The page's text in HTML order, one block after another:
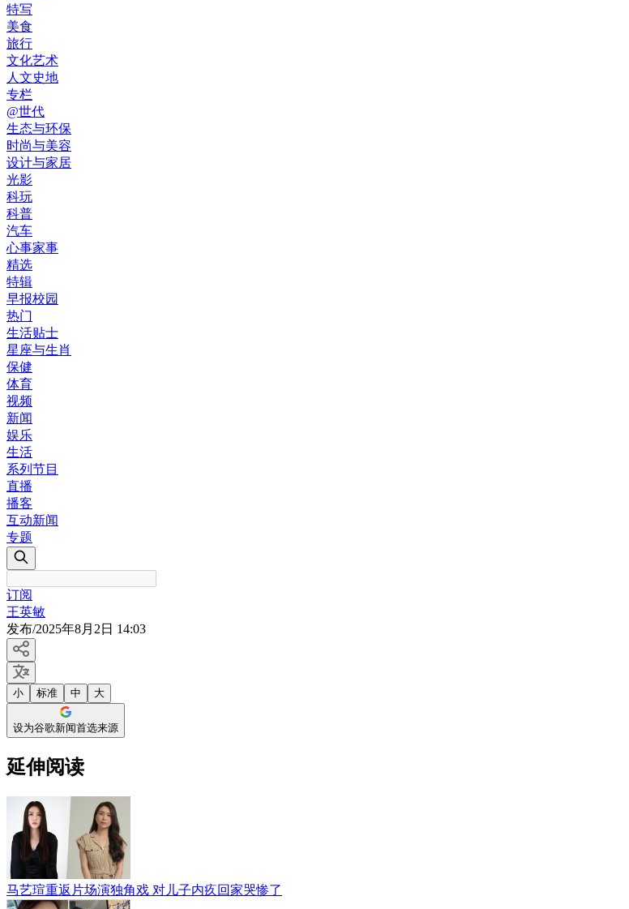
特写
美食
旅行
文化艺术
人文史地
专栏
@世代
生态与环保
时尚与美容
设计与家居
光影
科玩
科普
汽车
心事家事
精选
特辑
早报校园
热门
生活贴士
星座与生肖
保健
体育
视频
新闻
娱乐
生活
系列节目
直播
播客
互动新闻
专题
订阅
王英敏
发布/2025年8月2日 14:03
小 标准 中 大
设为谷歌新闻首选来源
延伸阅读
马艺瑄重返片场演独角戏 对儿子内疚回家哭惨了